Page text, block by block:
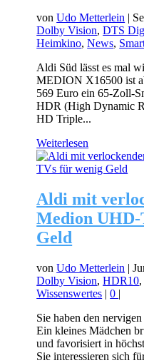
vonUdo Metterlein |
Dolby Vision,DTS
Heimkino,News,
Aldi Süd lässt es mal
MEDION X16500 ist
569 Euro ein 65-Zoll-
HDR (High Dynamic
HD Triple...
Weiterlesen
Aldi mit
Medion
Geld
vonUdo Metterlein |
Dolby Vision,HDR10
Wissenswertes |0 |
Sie haben den
Ein kleines Mädchen
und favorisiert in
Sie interessieren sich